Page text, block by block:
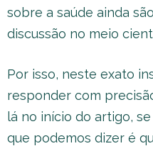
sobre a saúde ainda
discussão no meio
Por isso, neste exato
responder com
lá no início do artigo,
que podemos dizer é